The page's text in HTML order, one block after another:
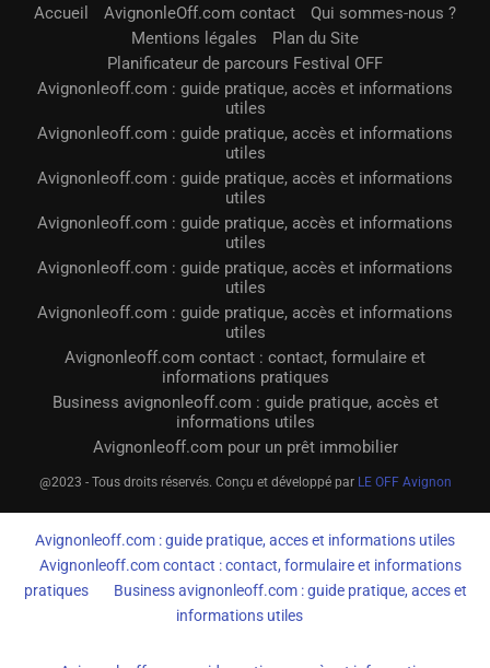
Accueil AvignonleOff.com contact
Qui sommes-nous ?
Mentions légales
Plan du Site
Planificateur de parcours Festival OFF
Avignonleoff.com : guide pratique, accès et informations
utiles
Avignonleoff.com : guide pratique, accès et informations
utiles
Avignonleoff.com : guide pratique, accès et informations
utiles
Avignonleoff.com : guide pratique, accès et informations
utiles
Avignonleoff.com : guide pratique, accès et informations
utiles
Avignonleoff.com : guide pratique, accès et informations
utiles
Avignonleoff.com contact : contact, formulaire et
informations pratiques
Business avignonleoff.com : guide pratique, accès et
informations utiles
Avignonleoff.com pour un prêt immobilier
@2023 - Tous droits réservés. Conçu et développé par LE OFF Avignon
Avignonleoff.com : guide pratique, acces et informations utiles
Avignonleoff.com contact : contact, formulaire et informations
pratiques
Business avignonleoff.com : guide pratique, acces et
informations utiles